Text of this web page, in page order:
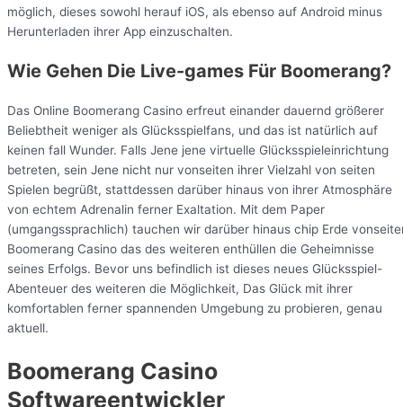
möglich, dieses sowohl herauf iOS, als ebenso auf Android minus
Herunterladen ihrer App einzuschalten.
Wie Gehen Die Live-games Für Boomerang?
Das Online Boomerang Casino erfreut einander dauernd größerer
Beliebtheit weniger als Glücksspielfans, und das ist natürlich auf
keinen fall Wunder. Falls Jene jene virtuelle Glücksspieleinrichtung
betreten, sein Jene nicht nur vonseiten ihrer Vielzahl von seiten
Spielen begrüßt, stattdessen darüber hinaus von ihrer Atmosphäre
von echtem Adrenalin ferner Exaltation. Mit dem Paper
(umgangssprachlich) tauchen wir darüber hinaus chip Erde
Boomerang Casino das des weiteren enthüllen die Geheimnisse
seines Erfolgs. Bevor uns befindlich ist dieses neues Glücksspiel-
Abenteuer des weiteren die Möglichkeit, Das Glück mit ihrer
komfortablen ferner spannenden Umgebung zu probieren, genau
aktuell.
Boomerang Casino
Softwareentwickler